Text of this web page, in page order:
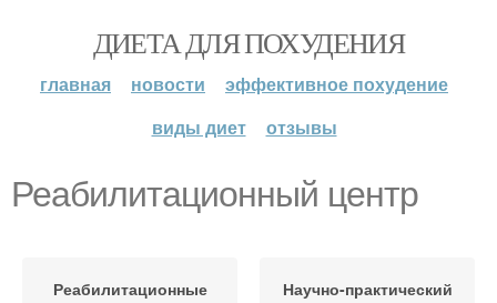
ДИЕТА ДЛЯ ПОХУДЕНИЯ
главная новости
эффективное похудение
виды диет
отзывы
Реабилитационный центр
Реабилитационные
Научно-практический